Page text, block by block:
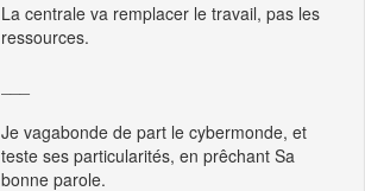
La centrale va remplacer le travail, pas les
ressources.
Je vagabonde de part le cybermonde, et
teste ses particularités, en prêchant Sa
bonne parole.